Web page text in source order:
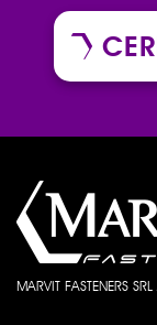
MARVIT FASTENERS